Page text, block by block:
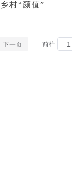
村“颜值”
下一页 前往